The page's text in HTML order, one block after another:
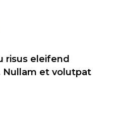
risus eleifend
Nullam et volutpat